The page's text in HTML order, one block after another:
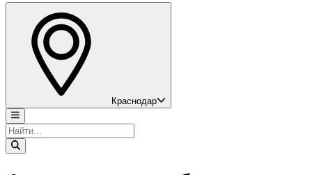
Краснодар